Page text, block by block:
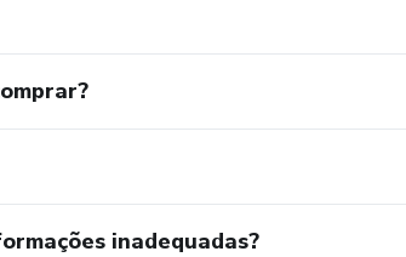
inadequadas?